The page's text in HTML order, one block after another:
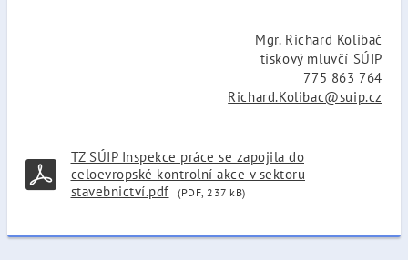
Mgr. Richard Kolibač
tiskový mluvčí SÚIP
775 863 764
Richard.Kolibac@suip.cz
TZ SÚIP Inspekce práce se zapojila do
celoevropské kontrolní akce v sektoru
stavebnictví.pdf
(PDF, 237 kB)